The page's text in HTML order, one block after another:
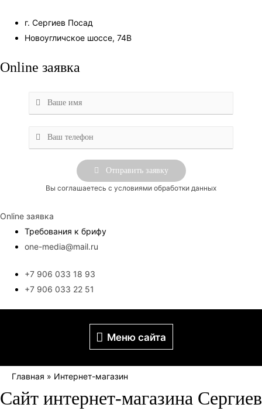
г. Сергиев Посад
Новоугличское шоссе, 74В
Online заявка
Вы соглашаетесь с условиями обработки данных
Online заявка
Требования к брифу
one-media@mail.ru
+7 906 033 18 93
+7 906 033 22 51
Меню
Меню сайта
Главная » Интернет-магазин
Сайт интернет-магазина Сергиев